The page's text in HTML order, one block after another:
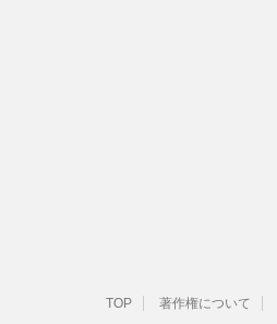
TOP 著作権について